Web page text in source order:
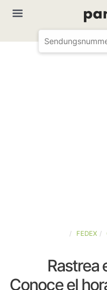
FEDEX
Rastrea
Conoce el